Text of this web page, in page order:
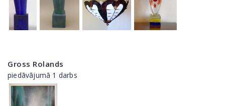
Gross Rolands
piedāvājumā 1 darbs